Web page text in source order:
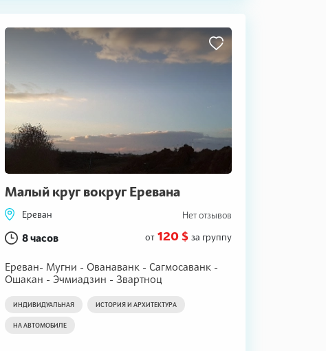
Малый круг вокруг Еревана
Ереван Нет отзывов
8 часов от 120 $ за группу
Ереван- Мугни - Ованаванк - Сагмосаванк -
Ошакан - Эчмиадзин - Звартноц
ИНДИВИДУАЛЬНАЯ ИСТОРИЯ И АРХИТЕКТУРА
НА АВТОМОБИЛЕ